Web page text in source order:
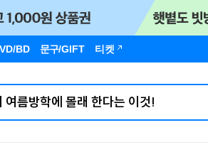
BD 문구/GIFT 티켓